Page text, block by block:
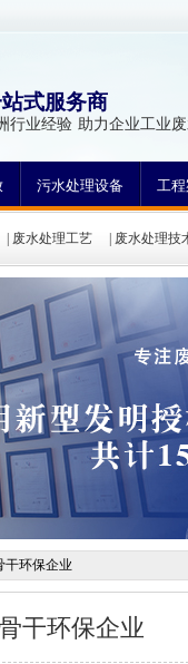
式服务商
行业经验 助力企业工业
污水处理设备 工
废水处理工艺 废水处理技
干环保企业
干环保企业